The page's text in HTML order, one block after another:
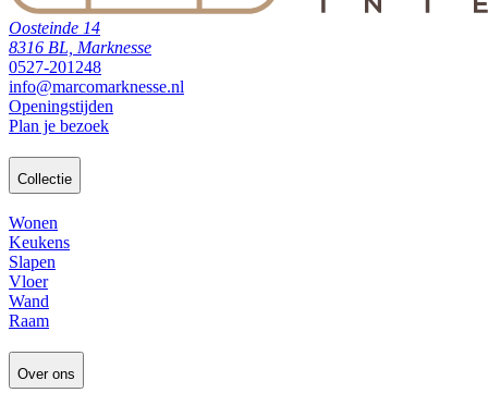
Oosteinde 14
8316 BL, Marknesse
0527-201248
info@marcomarknesse.nl
Openingstijden
Plan je bezoek
Collectie
Wonen
Keukens
Slapen
Vloer
Wand
Raam
Over ons